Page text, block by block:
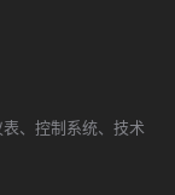
、控制系统、技术